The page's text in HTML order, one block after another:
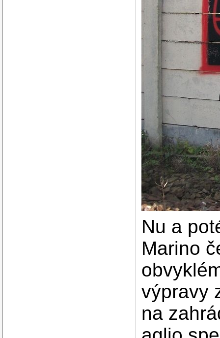
Nu a
Marino
výpravy
na